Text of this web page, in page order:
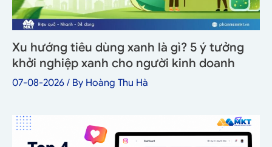
Xu hướng tiêu dùng xanh là gì? 5 ý tưởng
khởi nghiệp xanh cho người kinh doanh
07-08-2026 / By Hoàng Thu Hà